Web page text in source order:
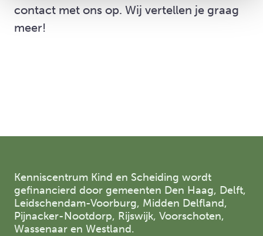
contact met ons op. Wij vertellen je graag
meer!
Kenniscentrum Kind en Scheiding wordt
gefinancierd door gemeenten Den Haag, Delft,
Leidschendam-Voorburg, Midden Delfland,
Pijnacker-Nootdorp, Rijswijk, Voorschoten,
Wassenaar en Westland.